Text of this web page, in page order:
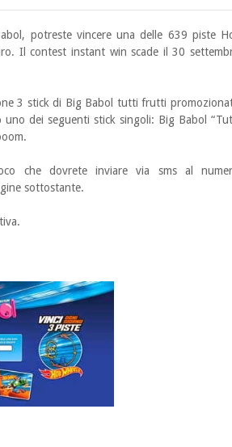
potreste vincere una delle 639 piste
Il contest instant win scade il 30
3 stick di Big Babol tutti frutti
dei seguenti stick singoli: Big Babol
che dovrete inviare via sms al
sottostante.